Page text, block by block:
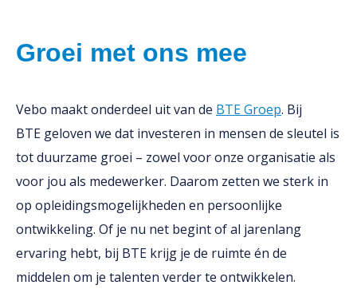
Groei met ons mee
Vebo maakt onderdeel uit van de BTE Groep. Bij
BTE geloven we dat investeren in mensen de sleutel is
tot duurzame groei – zowel voor onze organisatie als
voor jou als medewerker. Daarom zetten we sterk in
op opleidingsmogelijkheden en persoonlijke
ontwikkeling. Of je nu net begint of al jarenlang
ervaring hebt, bij BTE krijg je de ruimte én de
middelen om je talenten verder te ontwikkelen.